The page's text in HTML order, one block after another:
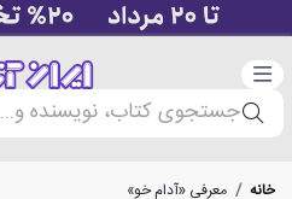
دسته‌بندی
جستجوی کتاب، نویسنده و...
خانه / معرفی «آدام خو»